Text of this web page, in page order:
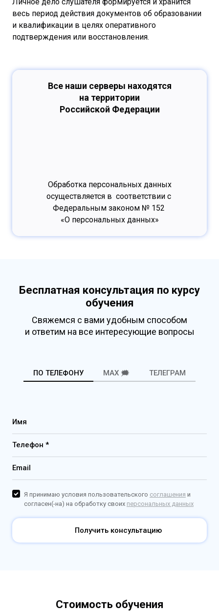
весь период действия документов об образовании
и квалификации в целях оперативного
подтверждения или восстановления.
Все наши серверы находятся
на территории
Российской Федерации
Обработка персональных данных
осуществляется в соответствии с
Федеральным законом № 152
«О персональных данных»
Бесплатная консультация по курсу
обучения
Свяжемся с вами удобным способом
и ответим на все интересующие вопросы
ПО ТЕЛЕФОНУ MAX 🗯️ ТЕЛЕГРАМ
Имя
Телефон *
Email
Получить консультацию
Я принимаю условия пользовательского соглашения и
согласен(-на) на обработку своих персональных данных
Стоимость обучения